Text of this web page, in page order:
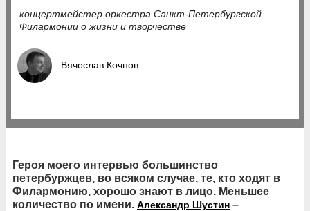
концертмейстер оркестра Санкт-Петербургской
Филармонии о жизни и творчестве
Вячеслав Кочнов
Героя моего интервью большинство
петербуржцев, во всяком случае, те, кто ходят в
Филармонию, хорошо знают в лицо. Меньшее
количество по имени. Александр Шустин –